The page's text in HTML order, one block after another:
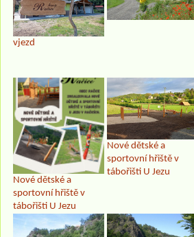
vjezd
Nové dětské a
sportovní hřiště v
tábořišti U Jezu
Nové dětské a
sportovní hřiště v
tábořišti U Jezu